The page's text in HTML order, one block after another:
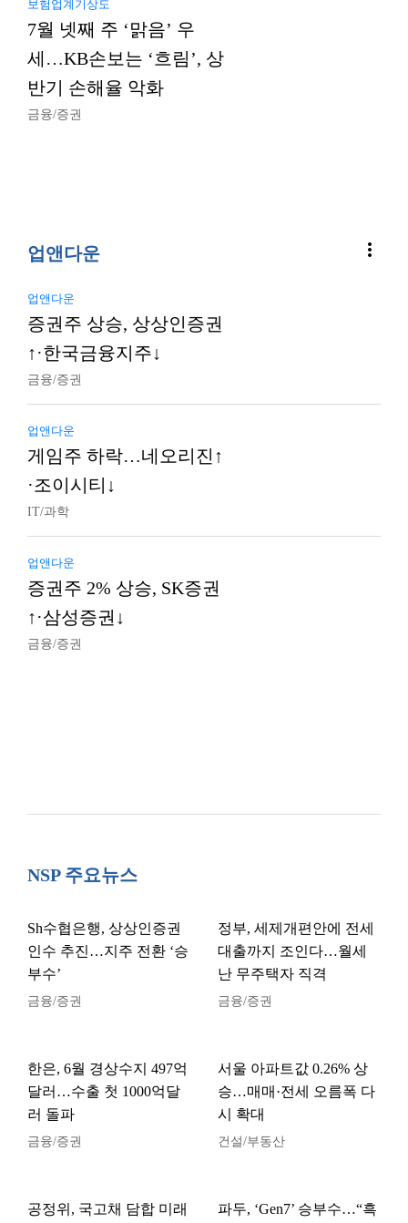
보험업계기상도
7월 넷째 주 ‘맑음’ 우
세…KB손보는 ‘흐림’, 상
반기 손해율 악화
금융/증권
업앤다운 more_vert
업앤다운
증권주 상승, 상상인증권
↑·한국금융지주↓
금융/증권
업앤다운
게임주 하락…네오리진↑
·조이시티↓
IT/과학
업앤다운
증권주 2% 상승, SK증권
↑·삼성증권↓
금융/증권
NSP 주요뉴스
Sh수협은행, 상상인증권
인수 추진…지주 전환 ‘승
부수’
금융/증권
정부, 세제개편안에 전세
대출까지 조인다…월세
난 무주택자 직격
금융/증권
한은, 6월 경상수지 497억
달러…수출 첫 1000억달
러 돌파
금융/증권
서울 아파트값 0.26% 상
승…매매·전세 오름폭 다
시 확대
건설/부동산
공정위, 국고채 담합 미래
파두, ‘Gen7’ 승부수…“흑